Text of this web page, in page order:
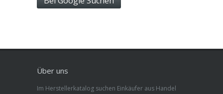
Über uns
Im Herstellerkatalog suchen Einkäufer aus Handel